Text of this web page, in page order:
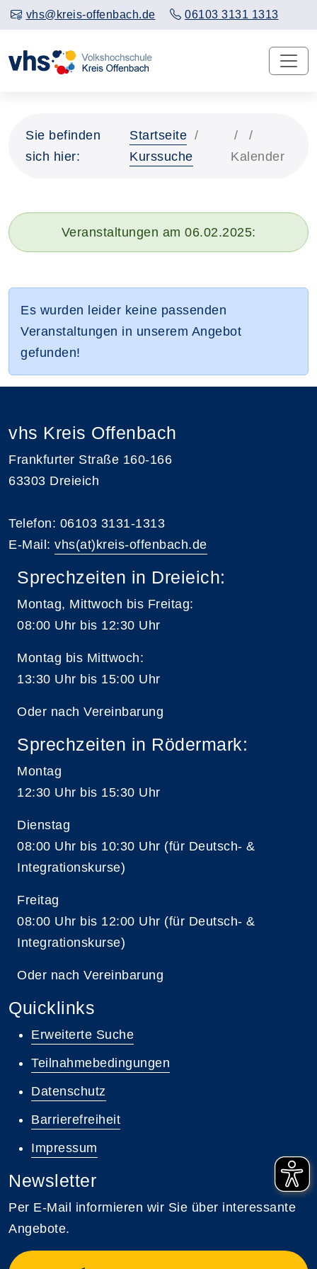
vhs@kreis-offenbach.de 06103 3131 1313
Sie befinden
sich hier:
Startseite
Kurssuche
Kalender
Veranstaltungen am 06.02.2025:
Es wurden leider keine passenden
Veranstaltungen in unserem Angebot
gefunden!
vhs Kreis Offenbach
Frankfurter Straße 160-166
63303 Dreieich
Telefon: 06103 3131-1313
E-Mail: vhs(at)kreis-offenbach.de
Sprechzeiten in Dreieich:
Montag, Mittwoch bis Freitag:
08:00 Uhr bis 12:30 Uhr
Montag bis Mittwoch:
13:30 Uhr bis 15:00 Uhr
Oder nach Vereinbarung
Sprechzeiten in Rödermark:
Montag
12:30 Uhr bis 15:30 Uhr
Dienstag
08:00 Uhr bis 10:30 Uhr (für Deutsch- &
Integrationskurse)
Freitag
08:00 Uhr bis 12:00 Uhr (für Deutsch- &
Integrationskurse)
Oder nach Vereinbarung
Quicklinks
Erweiterte Suche
Teilnahmebedingungen
Datenschutz
Barrierefreiheit
Impressum
Newsletter
Per E-Mail informieren wir Sie über interessante
Angebote.